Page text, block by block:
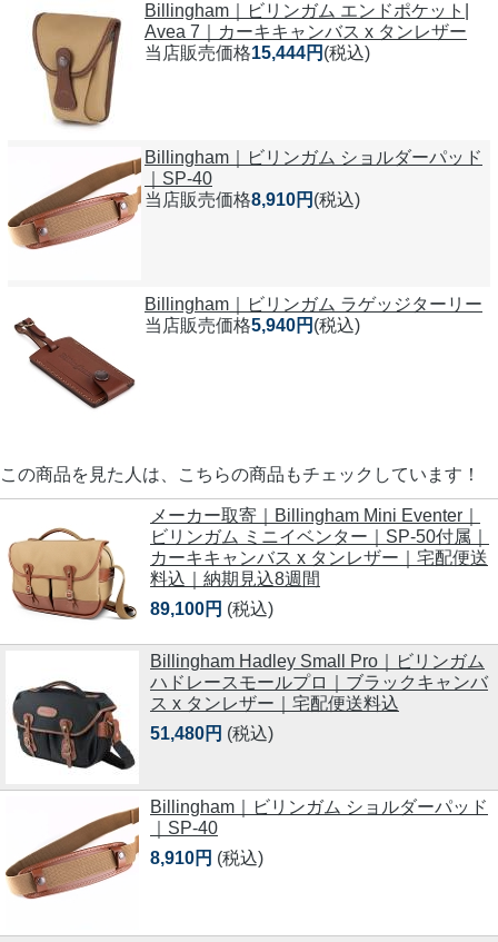
Billingham｜ビリンガム エンドポケット|
Avea 7｜カーキキャンバス x タンレザー
当店販売価格15,444円 (税込)
Billingham｜ビリンガム ショルダーパッド
｜SP-40
当店販売価格8,910円 (税込)
Billingham｜ビリンガム ラゲッジターリー
当店販売価格5,940円 (税込)
この商品を見た人は、こちらの商品もチェックしています！
メーカー取寄｜Billingham Mini Eventer｜
ビリンガム ミニイベンター｜SP-50付属｜
カーキキャンバス x タンレザー｜宅配便送
料込｜納期見込8週間
89,100円 (税込)
Billingham Hadley Small Pro｜ビリンガム
ハドレースモールプロ｜ブラックキャンバ
ス x タンレザー｜宅配便送料込
51,480円 (税込)
Billingham｜ビリンガム ショルダーパッド
｜SP-40
8,910円 (税込)